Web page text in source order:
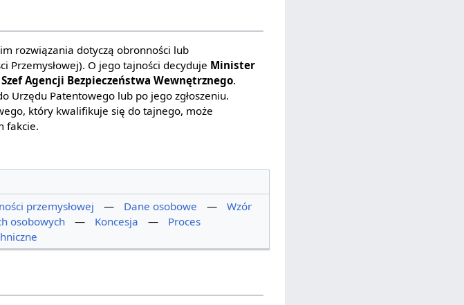
rozwiązania dotyczą obronności lub
Przemysłowej). O jego tajności decyduje Minister
Szef Agencji Bezpieczeństwa Wewnętrznego.
Urzędu Patentowego lub po jego zgłoszeniu.
który kwalifikuje się do tajnego, może
fakcie.
przemysłowej — Dane osobowe —
Wzór
osobowych — Koncesja —
Proces